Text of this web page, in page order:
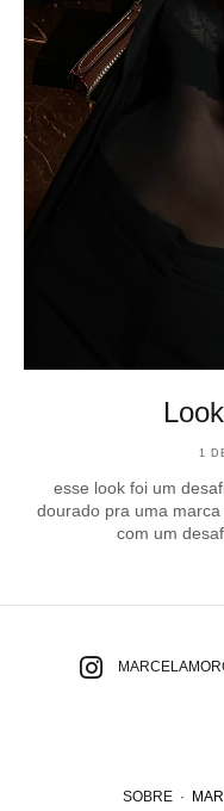
1
esse look foi um
dourado pra uma
com um
SOBRE·